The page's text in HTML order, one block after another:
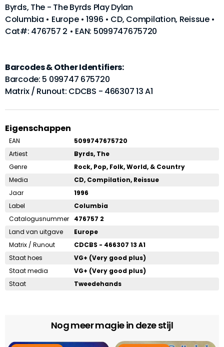
Byrds, The - The Byrds Play Dylan
Columbia • Europe • 1996 • CD, Compilation, Reissue •
Cat#: 476757 2 • EAN: 5099747675720
Barcodes & Other Identifiers:
Barcode: 5 099747 675720
Matrix / Runout: CDCBS - 466307 13 A1
Eigenschappen
EAN
5099747675720
Artiest
Byrds, The
Genre
Rock, Pop, Folk, World, & Country
Media
CD, Compilation, Reissue
Jaar
1996
Label
Columbia
Catalogusnummer
476757 2
Land van uitgave
Europe
Matrix / Runout
CDCBS - 466307 13 A1
Staat hoes
VG+ (Very good plus)
Staat media
VG+ (Very good plus)
Staat
Tweedehands
Nog meer magie in deze stijl